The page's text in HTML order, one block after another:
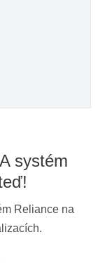
systém
Reliance na